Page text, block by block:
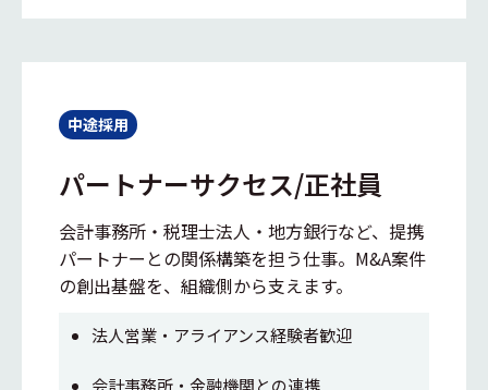
中途採用
パートナーサクセス/正社員
会計事務所・税理士法人・地方銀行など、提携
パートナーとの関係構築を担う仕事。M&A案件
の創出基盤を、組織側から支えます。
法人営業・アライアンス経験者歓迎
会計事務所・金融機関との連携